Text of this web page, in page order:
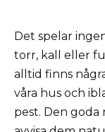
Det spelar
torr, kall eller
alltid finns
våra hus och
pest. Den